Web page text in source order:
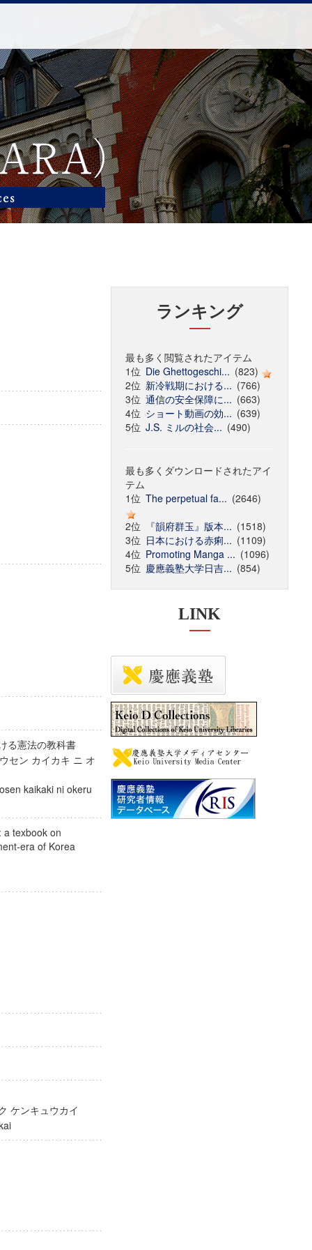
る憲法の教科書
セン カイカキ ニ オ
kaikaki ni okeru
a texbook on
era of Korea
ケンキュウカイ
ランキング
最も多く閲覧されたアイテム
1位 Die Ghettogeschi... (823)
2位 新冷戦期における... (766)
3位 通信の安全保障に... (663)
4位 ショート動画の効... (639)
5位 J.S. ミルの社会... (490)
最も多くダウンロードされたアイ
テム
1位 The perpetual fa... (2646)
2位
『韻府群玉』版本... (1518)
3位 日本における赤痢... (1109)
4位 Promoting Manga ... (1096)
5位 慶應義塾大学日吉... (854)
LINK